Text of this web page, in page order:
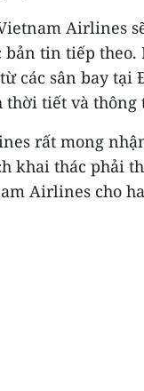
Airlines
bản tin tiếp
các sân bay
tiết và thông
rất mong
khai thác phải
Airlines cho